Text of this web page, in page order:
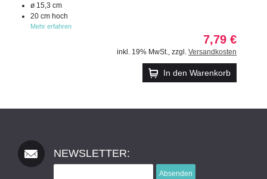
ø 15,3 cm
20 cm hoch
Mehr erfahren
7,79 €
inkl. 19% MwSt., zzgl. Versandkosten
In den Warenkorb
NEWSLETTER:
Absenden